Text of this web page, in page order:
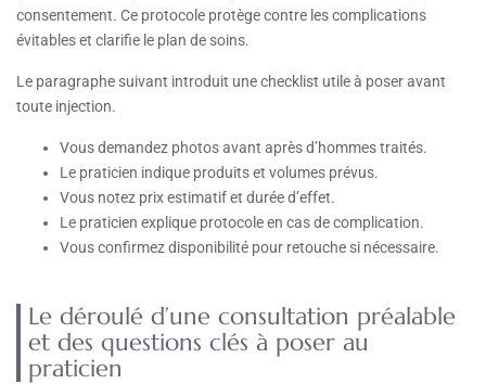
consentement. Ce protocole protège contre les complications
évitables et clarifie le plan de soins.
Le paragraphe suivant introduit une checklist utile à poser avant
toute injection.
Vous demandez photos avant après d’hommes traités.
Le praticien indique produits et volumes prévus.
Vous notez prix estimatif et durée d’effet.
Le praticien explique protocole en cas de complication.
Vous confirmez disponibilité pour retouche si nécessaire.
Le déroulé d’une consultation préalable
et des questions clés à poser au
praticien